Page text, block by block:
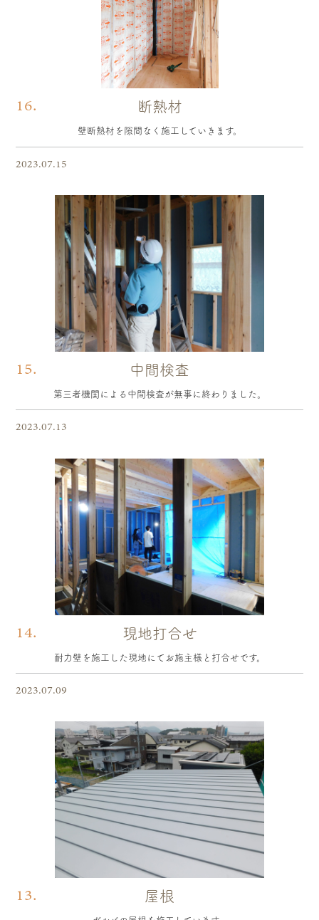
16. 断熱材
壁断熱材を隙間なく施工していきます。
2023.07.15
15. 中間検査
第三者機関による中間検査が無事に終わりました。
2023.07.13
14. 現地打合せ
耐力壁を施工した現地にてお施主様と打合せです。
2023.07.09
13. 屋根